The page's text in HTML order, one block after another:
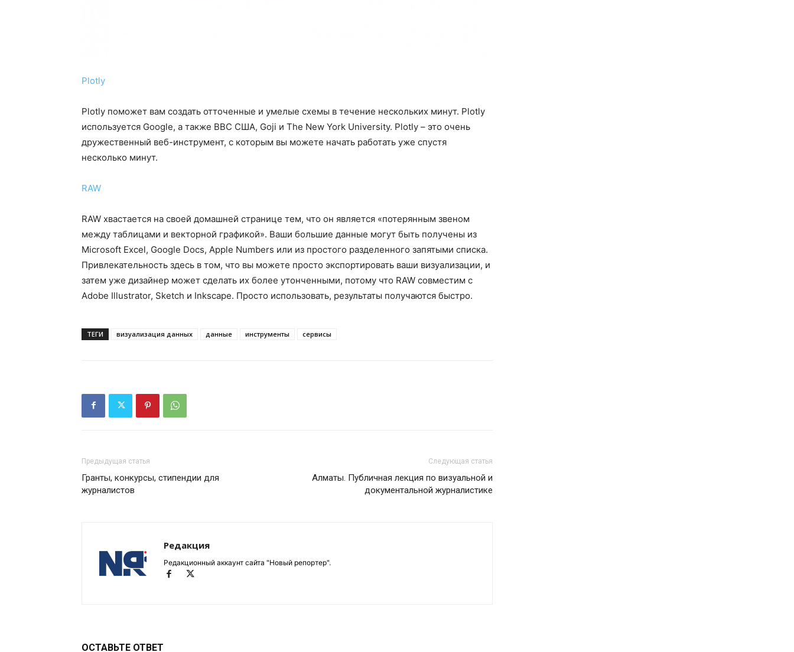
Plotly
Plotly поможет вам создать отточенные и умелые схемы в течение нескольких минут. Plotly
используется Google, а также ВВС США, Goji и The New York University. Plotly – это очень
дружественный веб-инструмент, с которым вы можете начать работать уже спустя
несколько минут.
RAW
RAW хвастается на своей домашней странице тем, что он является «потерянным звеном
между таблицами и векторной графикой». Ваши большие данные могут быть получены из
Microsoft Excel, Google Docs, Apple Numbers или из простого разделенного запятыми списка.
Привлекательность здесь в том, что вы можете просто экспортировать ваши визуализации, и
затем уже дизайнер может сделать их более утонченными, потому что RAW совместим с
Adobe Illustrator, Sketch и Inkscape. Просто использовать, результаты получаются быстро.
ТЕГИ визуализация данных данные инструменты сервисы
Предыдущая статья
Гранты, конкурсы, стипендии для
журналистов
Следующая статья
Алматы. Публичная лекция по визуальной и
документальной журналистике
Редакция
Редакционный аккаунт сайта "Новый репортер".
ОСТАВЬТЕ ОТВЕТ